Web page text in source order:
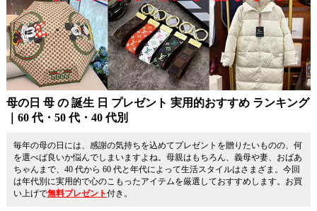
母の日 母 の 誕生 日 プレゼント 実用的おすすめ ランキング
｜60 代・50 代・40 代別
毎年の母の日には、感謝の気持ちを込めてプレゼントを贈りたいものの、何
を選べば良いか悩んでしまいますよね。母親はもちろん、義母や妻、おばあ
ちゃんまで、40 代から 60 代と年代によって生活スタイルはさまざま。今回
は年代別に実用的で心のこもったアイテムを厳選しておすすめします。お買
い上げで無料プレゼント付き。